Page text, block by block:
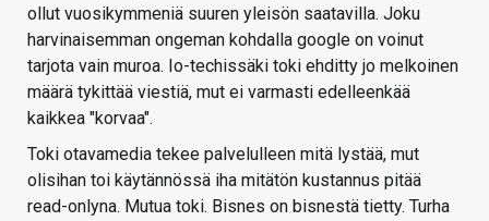
ollut vuosikymmeniä suuren yleisön saatavilla. Joku
harvinaisemman ongeman kohdalla google on voinut
tarjota vain muroa. Io-techissäki toki ehditty jo melkoinen
määrä tykittää viestiä, mut ei varmasti edelleenkää
kaikkea "korvaa".
Toki otavamedia tekee palvelulleen mitä lystää, mut
olisihan toi käytännössä iha mitätön kustannus pitää
read-onlyna. Mutua toki. Bisnes on bisnestä tietty. Turha